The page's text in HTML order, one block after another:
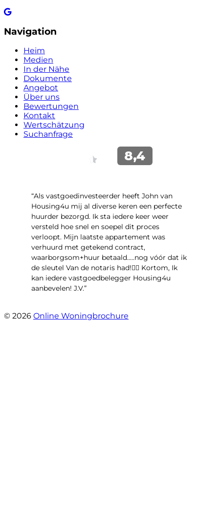
Navigation
Heim
Medien
In der Nähe
Dokumente
Angebot
Über uns
Bewertungen
Kontakt
Wertschätzung
Suchanfrage
“Als vastgoedinvesteerder heeft John van
Housing4u mij al diverse keren een perfecte
huurder bezorgd. Ik sta iedere keer weer
versteld hoe snel en soepel dit proces
verloopt. Mijn laatste appartement was
verhuurd met getekend contract,
waarborgsom+huur betaald.....nog vóór dat ik
de sleutel Van de notaris had!👌🏻 Kortom, Ik
kan iedere vastgoedbelegger Housing4u
aanbevelen! J.V.”
© 2026 Online Woningbrochure